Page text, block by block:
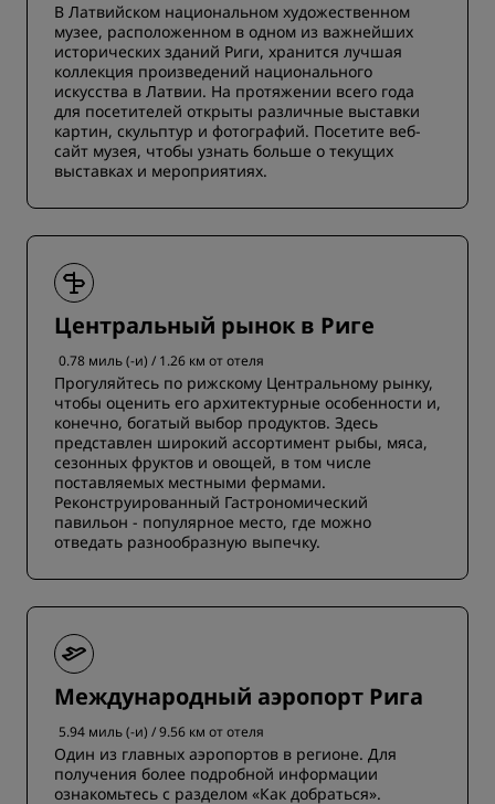
В Латвийском национальном художественном
музее, расположенном в одном из важнейших
исторических зданий Риги, хранится лучшая
коллекция произведений национального
искусства в Латвии. На протяжении всего года
для посетителей открыты различные выставки
картин, скульптур и фотографий. Посетите веб-
сайт музея, чтобы узнать больше о текущих
выставках и мероприятиях.
Центральный рынок в Риге
0.78 миль (-и) / 1.26 км от отеля
Прогуляйтесь по рижскому Центральному рынку,
чтобы оценить его архитектурные особенности и,
конечно, богатый выбор продуктов. Здесь
представлен широкий ассортимент рыбы, мяса,
сезонных фруктов и овощей, в том числе
поставляемых местными фермами.
Реконструированный Гастрономический
павильон - популярное место, где можно
отведать разнообразную выпечку.
Международный аэропорт Рига
5.94 миль (-и) / 9.56 км от отеля
Один из главных аэропортов в регионе. Для
получения более подробной информации
ознакомьтесь с разделом «Как добраться».